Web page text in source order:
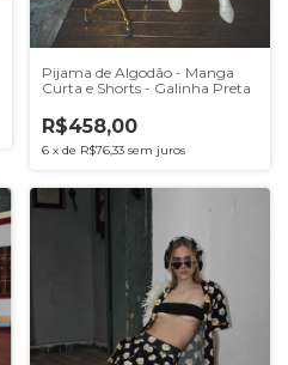
Pijama de Algodão - Manga
Curta e Shorts - Galinha Preta
R$458,00
6 x de R$76,33 sem juros